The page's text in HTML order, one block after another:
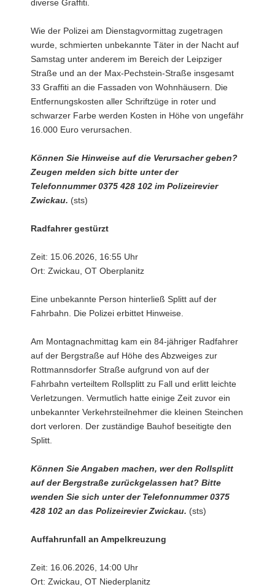
diverse Graffiti.
Wie der Polizei am Dienstagvormittag zugetragen
wurde, schmierten unbekannte Täter in der Nacht auf
Samstag unter anderem im Bereich der Leipziger
Straße und an der Max-Pechstein-Straße insgesamt
33 Graffiti an die Fassaden von Wohnhäusern. Die
Entfernungskosten aller Schriftzüge in roter und
schwarzer Farbe werden Kosten in Höhe von ungefähr
16.000 Euro verursachen.
Können Sie Hinweise auf die Verursacher geben?
Zeugen melden sich bitte unter der
Telefonnummer 0375 428 102 im Polizeirevier
Zwickau. (sts)
Radfahrer gestürzt
Zeit: 15.06.2026, 16:55 Uhr
Ort: Zwickau, OT Oberplanitz
Eine unbekannte Person hinterließ Splitt auf der
Fahrbahn. Die Polizei erbittet Hinweise.
Am Montagnachmittag kam ein 84-jähriger Radfahrer
auf der Bergstraße auf Höhe des Abzweiges zur
Rottmannsdorfer Straße aufgrund von auf der
Fahrbahn verteiltem Rollsplitt zu Fall und erlitt leichte
Verletzungen. Vermutlich hatte einige Zeit zuvor ein
unbekannter Verkehrsteilnehmer die kleinen Steinchen
dort verloren. Der zuständige Bauhof beseitigte den
Splitt.
Können Sie Angaben machen, wer den Rollsplitt
auf der Bergstraße zurückgelassen hat? Bitte
wenden Sie sich unter der Telefonnummer 0375
428 102 an das Polizeirevier Zwickau. (sts)
Auffahrunfall an Ampelkreuzung
Zeit: 16.06.2026, 14:00 Uhr
Ort: Zwickau, OT Niederplanitz